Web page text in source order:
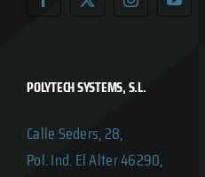
POLYTECH SYSTEMS, S.L.
Calle Seders, 28,
Pol. Ind. El Alter 46290,